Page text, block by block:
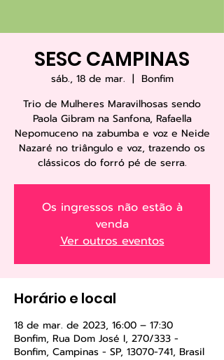
SESC CAMPINAS
sáb., 18 de mar.
  |
Bonfim
Trio de Mulheres Maravilhosas sendo
Paola Gibram na Sanfona, Rafaella
Nepomuceno na zabumba e voz e Neide
Nazaré no triângulo e voz, trazendo os
clássicos do forró pé de serra.
Os ingressos não estão à
venda
Ver outros eventos
Horário e local
18 de mar. de 2023, 16:00 – 17:30
Bonfim, Rua Dom José I, 270/333 -
Bonfim, Campinas - SP, 13070-741, Brasil